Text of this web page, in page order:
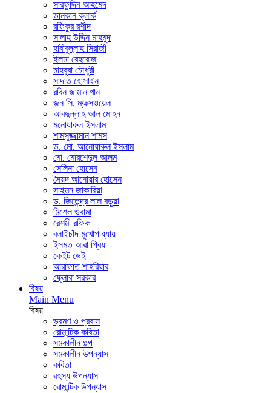
সারফুদ্দিন আহমেদ
ডানকান ক্লার্ক
রফিকুর রশীদ
সালাহ উদ্দিন মাহমুদ
হাবীবুল্লাহ সিরাজী
ইলমা বেহরোজ
মাহবুবা চৌধুরী
সাদাত হোসাইন
রবিন জামান খান
জন সি. ম্যাক্সওয়েল
আবদুল্লাহ আল মোহন
মনোয়ারুল ইসলাম
শামসুজ্জামান শামস
ড. মো. আনোয়ারুল ইসলাম
মো. মোরশেদুল আলম
সেলিনা হোসেন
সৈয়দ আনোয়ার হোসেন
সাইমন জাকারিয়া
ড. জিতেন্দ্র লাল বড়ুয়া
মিশেল ওবামা
রেশমী রফিক
বলাইচাঁদ মুখোপাধ্যায়
ইসমত আরা প্রিয়া
কেইট ডেই
আরাফাত শাহরিয়ার
ফ্লোরা সরকার
বিষয়
Main Menu
বিষয়
ভ্রমণ ও প্রবাস
রোমান্টিক কবিতা
সমকালীন গল্প
সমকালীন উপন্যাস
কবিতা
রহস্য উপন্যাস
রোমান্টিক উপন্যাস